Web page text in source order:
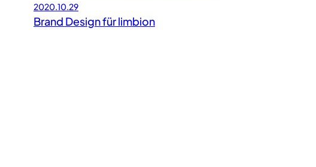
2020.10.29
Brand Design für limbion